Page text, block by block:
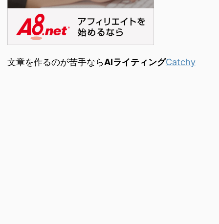
文章を作るのが苦手ならAIライティングCatchy